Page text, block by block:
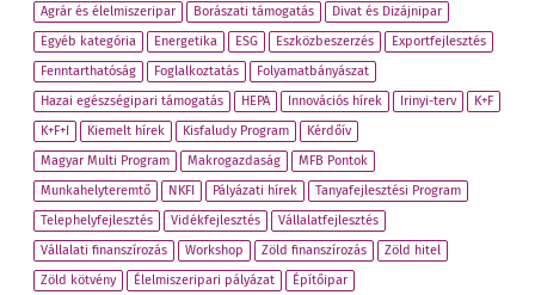
Agrár és élelmiszeripar Borászati támogatás
Divat és Dizájnipar
Egyéb kategória
Energetika ESG Eszközbeszerzés
Exportfejlesztés
Fenntarthatóság
Foglalkoztatás
Folyamatbányászat
Hazai egészségipari támogatás
HEPA Innovációs hírek Irinyi-terv
K+F
K+F+I
Kiemelt hírek Kisfaludy Program
Kérdőív
Magyar Multi Program
Makrogazdaság
MFB Pontok
Munkahelyteremtő
NKFI Pályázati hírek
Tanyafejlesztési Program
Telephelyfejlesztés
Vidékfejlesztés
Vállalatfejlesztés
Vállalati finanszírozás
Workshop Zöld finanszírozás
Zöld hitel
Zöld kötvény
Élelmiszeripari pályázat Építőipar